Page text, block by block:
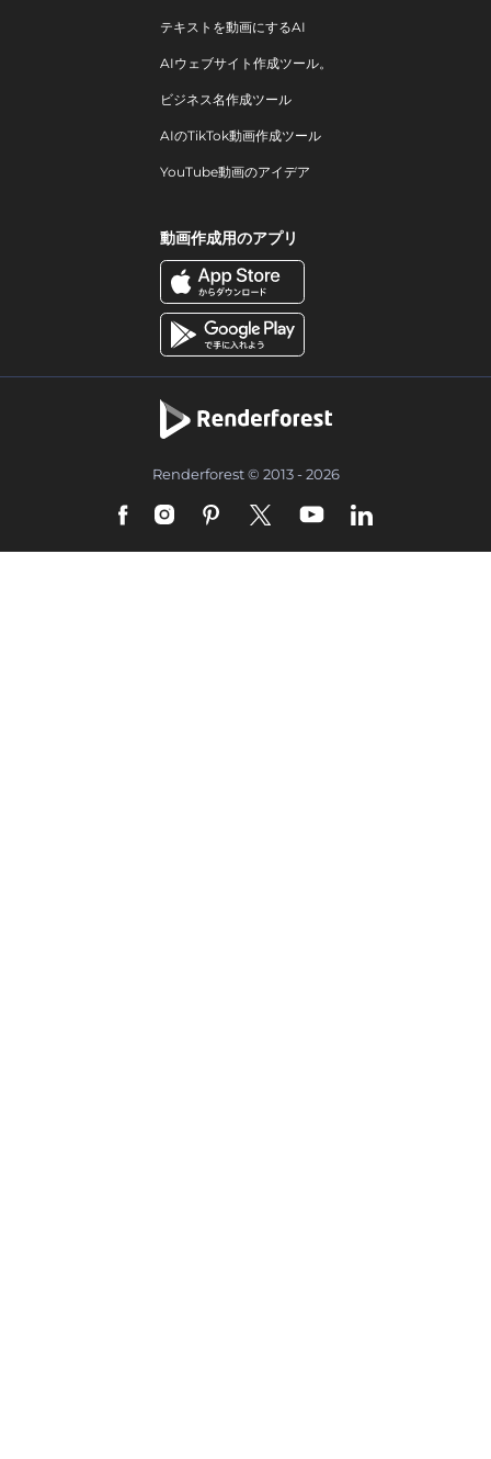
テキストを動画にするAI
AIウェブサイト作成ツール。
ビジネス名作成ツール
AIのTikTok動画作成ツール
YouTube動画のアイデア
動画作成用のアプリ
Renderforest © 2013 - 2026